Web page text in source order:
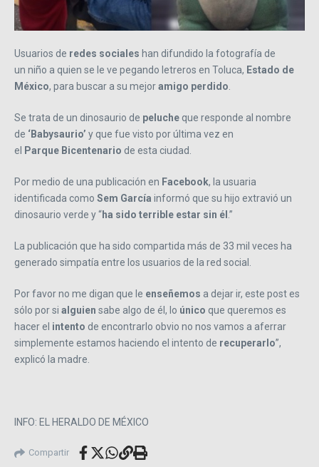
Usuarios de redes sociales han difundido la fotografía de
un niño a quien se le ve pegando letreros en Toluca, Estado de
México, para buscar a su mejoramigo perdido
Se trata de un dinosaurio de peluche que responde al nombre
de ‘Babysaurio’ y que fue visto por última vez en
el
Parque Bicentenario de esta ciudad.
Por medio de una publicación en Facebook, la usuaria
identificada como Sem García informó que su hijo extravió un
dinosaurio verde y“ha sido terrible estar sin él ”
La publicación que ha sido compartida más de 33 mil veces ha
generado simpatía entre los usuarios de la red social.
Por favor no me digan que le enseñemos a dejar ir, este post es
sólo por si alguien sabe algo de él, lo único que queremos es
hacer el intento de encontrarlo obvio no nos vamos a aferrar
simplemente estamos haciendo el intento de recuperarlo”,
explicó la madre.
INFO: EL HERALDO DE MÉXICO
Compartir